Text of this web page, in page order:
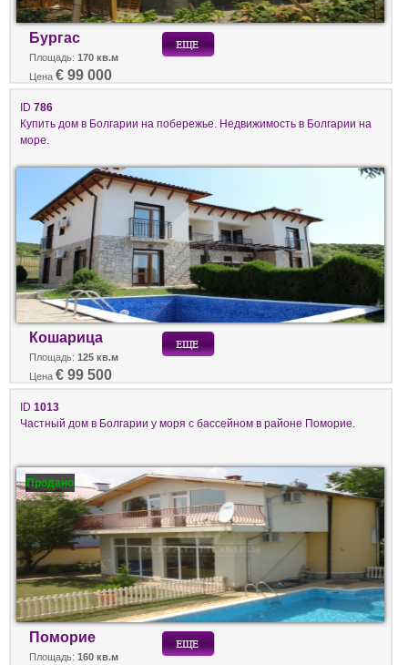
Бургас
Площадь: 170 кв.м
Цена € 99 000
ID 786
Купить дом в Болгарии на побережье. Недвижимость в Болгарии на
море.
Кошарица
Площадь: 125 кв.м
Цена € 99 500
ID 1013
Частный дом в Болгарии у моря с бассейном в районе Поморие.
Продано
Поморие
Площадь: 160 кв.м